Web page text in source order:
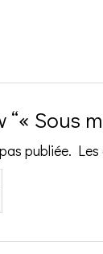
Sous
publiée.